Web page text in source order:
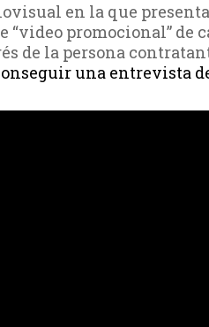
en la que
“video promocional”
de la persona
una entrevista